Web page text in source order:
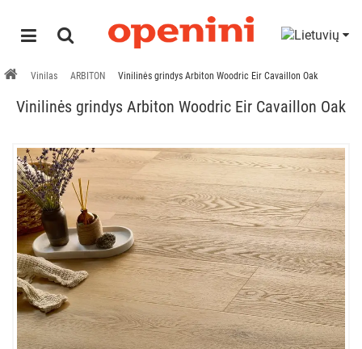
Vinilas ARBITON Vinilinės grindys Arbiton Woodric Eir Cavaillon Oak
Vinilinės grindys Arbiton Woodric Eir Cavaillon Oak